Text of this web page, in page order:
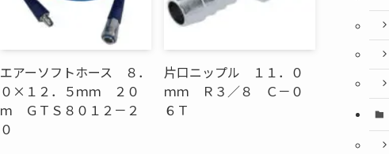
エアーソフトホース ８．
０×１２．５ｍｍ ２０
ｍ ＧＴＳ８０１２－２
０
片口ニップル １１．０
ｍｍ Ｒ３／８ Ｃ－０
６Ｔ